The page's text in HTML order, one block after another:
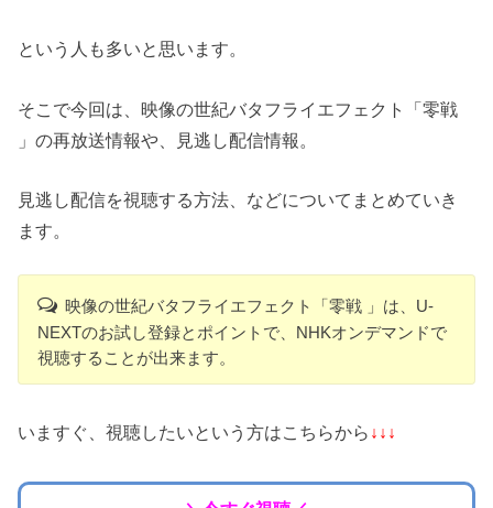
という人も多いと思います。
そこで今回は、映像の世紀バタフライエフェクト「零戦
」の再放送情報や、見逃し配信情報。
見逃し配信を視聴する方法、などについてまとめていき
ます。
映像の世紀バタフライエフェクト「零戦 」は、U-
NEXTのお試し登録とポイントで、NHKオンデマンドで
視聴することが出来ます。
いますぐ、視聴したいという方はこちらから ↓↓↓